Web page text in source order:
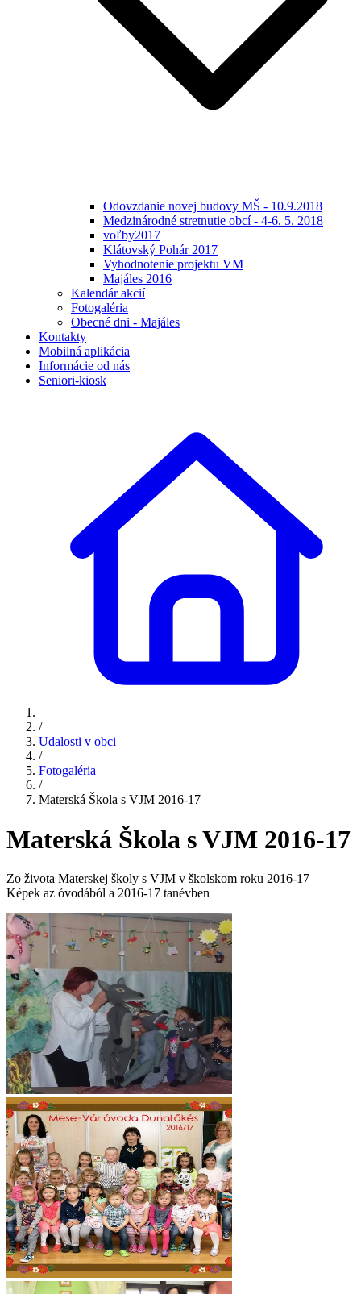
Odovzdanie novej budovy MŠ - 10.9.2018
Medzinárodné stretnutie obcí - 4-6. 5. 2018
voľby2017
Klátovský Pohár 2017
Vyhodnotenie projektu VM
Majáles 2016
Kalendár akcií
Fotogaléria
Obecné dni - Majáles
Kontakty
Mobilná aplikácia
Informácie od nás
Seniori-kiosk
/
Udalosti v obci
/
Fotogaléria
/
Materská Škola s VJM 2016-17
Materská Škola s VJM 2016-17
Zo života Materskej školy s VJM v školskom roku 2016-17
Képek az óvodából a 2016-17 tanévben